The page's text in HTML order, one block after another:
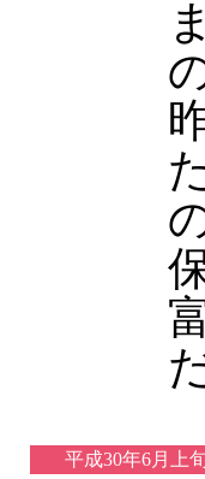
平成30年6月上